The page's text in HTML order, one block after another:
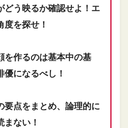
どう映るか確認せよ！エ
度を探せ！
を作るのは基本中の基
になるべし！
要点をまとめ、論理的に
ない！